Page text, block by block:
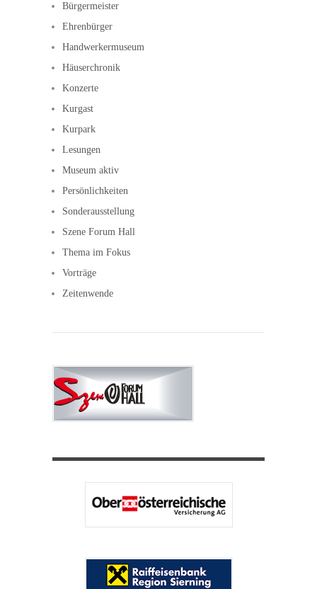
Bürgermeister
Ehrenbürger
Handwerkermuseum
Häuserchronik
Konzerte
Kurgast
Kurpark
Lesungen
Museum aktiv
Persönlichkeiten
Sonderausstellung
Szene Forum Hall
Thema im Fokus
Vorträge
Zeitenwende